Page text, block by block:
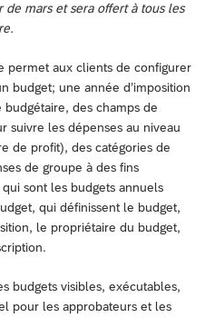
de mars et sera offert à tous les
permet aux clients de configurer
budget; une année d’imposition
des champs de
suivre les dépenses au niveau
de profit), des catégories de
de groupe à des fins
sont les budgets annuels
qui définissent le budget,
le propriétaire du budget,
budgets visibles, exécutables,
pour les approbateurs et les